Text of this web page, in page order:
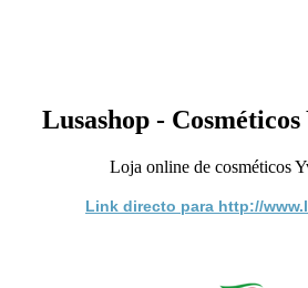
Lusashop - Cosméticos
Loja online de cosméticos
Link directo para http://